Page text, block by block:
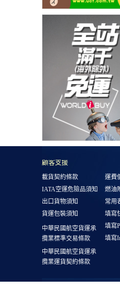
顧客支援
載貨契約條款
IATA空運危險品須知
出口貨物須知
貨運包裝須知
中華民國航空貨運承
攬業標準交易條款
中華民國航空貨運承
攬業運貨契約條款
運費
燃油
常用
填寫
填寫
填寫